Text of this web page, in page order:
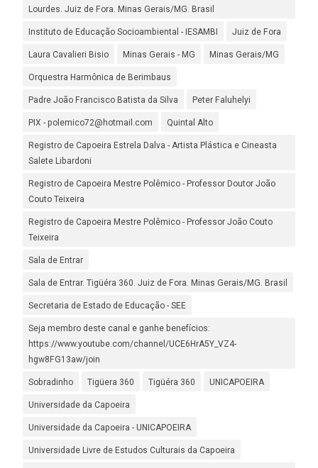
Lourdes. Juiz de Fora. Minas Gerais/MG. Brasil
Instituto de Educação Socioambiental - IESAMBI Juiz de Fora
Laura Cavalieri Bisio Minas Gerais - MG Minas Gerais/MG
Orquestra Harmônica de Berimbaus
Padre João Francisco Batista da Silva Peter Faluhelyi
PIX - polemico72@hotmail.com Quintal Alto
Registro de Capoeira Estrela Dalva - Artista Plástica e Cineasta
Salete Libardoni
Registro de Capoeira Mestre Polêmico - Professor Doutor João
Couto Teixeira
Registro de Capoeira Mestre Polêmico - Professor João Couto
Teixeira
Sala de Entrar
Sala de Entrar. Tigüéra 360. Juiz de Fora. Minas Gerais/MG. Brasil
Secretaria de Estado de Educação - SEE
Seja membro deste canal e ganhe benefícios:
https://www.youtube.com/channel/UCE6HrA5Y_VZ4-
hgw8FG13aw/join
Sobradinho Tigüera 360 Tigüéra 360 UNICAPOEIRA
Universidade da Capoeira
Universidade da Capoeira - UNICAPOEIRA
Universidade Livre de Estudos Culturais da Capoeira